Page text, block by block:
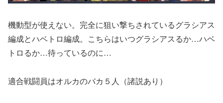
機動型が使えない。完全に狙い撃ちされているグラシアス
編成とハベトロ編成。こちらはいつグラシアスるか…ハベ
トロるか…待っているのに…
適合戦闘員はオルカのバカ５人（諸説あり）